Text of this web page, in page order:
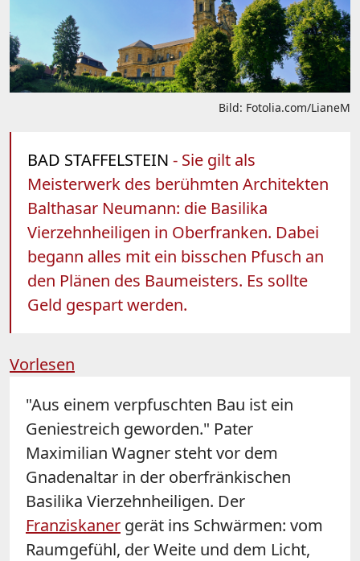
Bild: Fotolia.com/LianeM
BAD STAFFELSTEIN - Sie gilt als
Meisterwerk des berühmten Architekten
Balthasar Neumann: die Basilika
Vierzehnheiligen in Oberfranken. Dabei
begann alles mit ein bisschen Pfusch an
den Plänen des Baumeisters. Es sollte
Geld gespart werden.
Vorlesen
"Aus einem verpfuschten Bau ist ein
Geniestreich geworden." Pater
Maximilian Wagner steht vor dem
Gnadenaltar in der oberfränkischen
Basilika Vierzehnheiligen. Der
Franziskaner gerät ins Schwärmen: vom
Raumgefühl, der Weite und dem Licht,